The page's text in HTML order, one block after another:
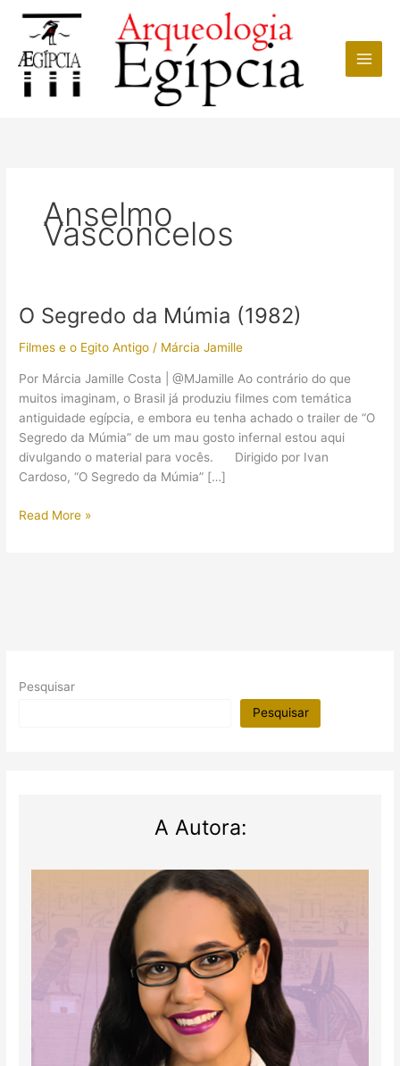
conteúdo
Anselmo
Vasconcelos
O Segredo da Múmia (1982)
Filmes e o Egito Antigo / Márcia Jamille
Por Márcia Jamille Costa | @MJamille Ao contrário do que
muitos imaginam, o Brasil já produziu filmes com temática
antiguidade egípcia, e embora eu tenha achado o trailer de “O
Segredo da Múmia” de um mau gosto infernal estou aqui
divulgando o material para vocês. Dirigido por Ivan
Cardoso, “O Segredo da Múmia” […]
O
Read More »
Pesquisar
Pesquisar
A Autora: